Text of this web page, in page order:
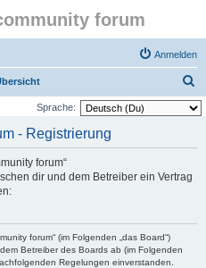
forum
Anmelden
u
Sprache:
- Registrierung
forum“
dir und dem Betreiber ein Vertrag
forum“ (im Folgenden „das Board“)
Betreiber des Boards ab (im Folgenden
Regelungen einverstanden.